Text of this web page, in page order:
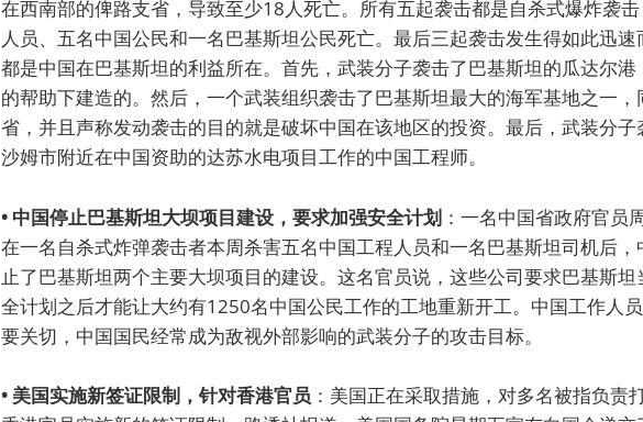
在西南部的俾路支省，导致至少18人死亡。所有五起袭击都是自杀式爆炸袭
人员、五名中国公民和一名巴基斯坦公民死亡。最后三起袭击发生得如此迅
都是中国在巴基斯坦的利益所在。首先，武装分子袭击了巴基斯坦的瓜达尔
的帮助下建造的。然后，一个武装组织袭击了巴基斯坦最大的海军基地之一，
省，并且声称发动袭击的目的就是破坏中国在该地区的投资。最后，武装分
沙姆市附近在中国资助的达苏水电项目工作的中国工程师。
• 中国停止巴基斯坦大坝项目建设，要求加强安全计划 ：一名中国省政府官员
在一名自杀式炸弹袭击者本周杀害五名中国工程人员和一名巴基斯坦司机后
止了巴基斯坦两个主要大坝项目的建设。这名官员说，这些公司要求巴基斯
全计划之后才能让大约有1250名中国公民工作的工地重新开工。中国工作人
要关切，中国国民经常成为敌视外部影响的武装分子的攻击目标。
• 美国实施新签证限制，针对香港官员 ：美国正在采取措施，对多名被指负责